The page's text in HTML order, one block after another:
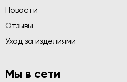
Новости
Отзывы
Уход за изделиями
Мы в сети